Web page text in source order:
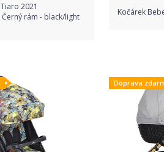
2021
rám - black/light
produktu
Kočárek
Doprava